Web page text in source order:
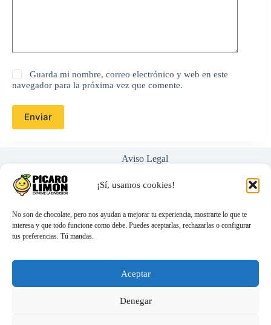
¡Sí, usamos cookies!
No son de chocolate, pero nos ayudan a mejorar tu experiencia, mostrarte lo que te
interesa y que todo funcione como debe. Puedes aceptarlas, rechazarlas o configurar
tus preferencias. Tú mandas.
Aceptar
Denegar
Guarda mi nombre, correo electrónico y web en este
navegador para la próxima vez que comente.
Enviar
Aviso Legal
Términos y Condiciones
Nosotros
Atención 100% personal (nada de bots)
Envíos discretos y rápidos
Compra segura y protegida